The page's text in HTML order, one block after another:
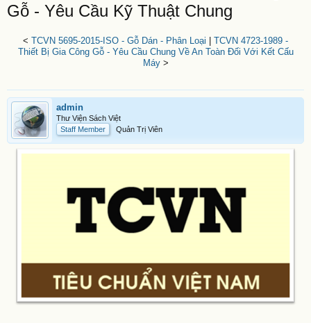
Gỗ - Yêu Cầu Kỹ Thuật Chung
< TCVN 5695-2015-ISO - Gỗ Dán - Phân Loại
TCVN 4723-1989 -
Thiết Bị Gia Công Gỗ - Yêu Cầu Chung Về An Toàn Đối Với Kết Cấu
Máy>
admin
Thư Viện Sách Việt
Staff Member
Quản Trị Viên